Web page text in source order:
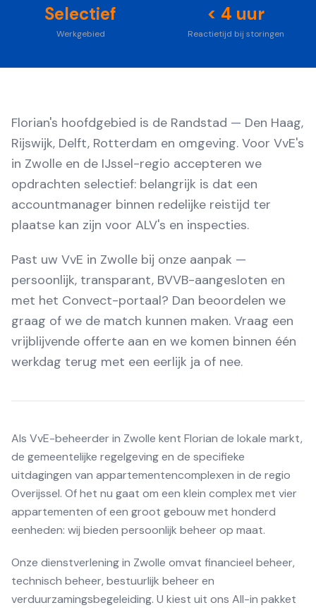
Selectief
Werkgebied
< 4 uur
Reactietijd bij storingen
Florian's hoofdgebied is de Randstad — Den Haag,
Rijswijk, Delft, Rotterdam en omgeving. Voor VvE's
in Zwolle en de IJssel-regio accepteren we
opdrachten selectief: belangrijk is dat een
accountmanager binnen redelijke reistijd ter
plaatse kan zijn voor ALV's en inspecties.
Past uw VvE in Zwolle bij onze aanpak —
persoonlijk, transparant, BVVB-aangesloten en
met het Convect-portaal? Dan beoordelen we
graag of we de match kunnen maken. Vraag een
vrijblijvende offerte aan en we komen binnen één
werkdag terug met een eerlijk ja of nee.
Als VvE-beheerder in Zwolle kent Florian de lokale markt,
de gemeentelijke regelgeving en de specifieke
uitdagingen van appartementencomplexen in de regio
Overijssel. Of het nu gaat om een klein complex met vier
appartementen of een groot gebouw met honderd
eenheden: wij bieden persoonlijk beheer op maat.
Onze dienstverlening in Zwolle omvat financieel beheer,
technisch beheer, bestuurlijk beheer en
verduurzamingsbegeleiding. U kiest uit ons All-in pakket